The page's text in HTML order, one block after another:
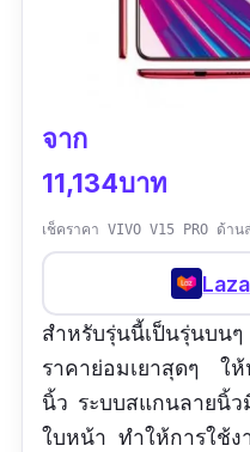
จาก
11,134บาท
เช็คราคา VIVO V15 PRO ด้าน
สำหรับรุ่นนี้เป็นรุ่นบน
ราคาย่อมเยาสุดๆ ใ
นิ้ว ระบบสแกนลายนิ้ว
ใบหน้า ทำให้การใช้